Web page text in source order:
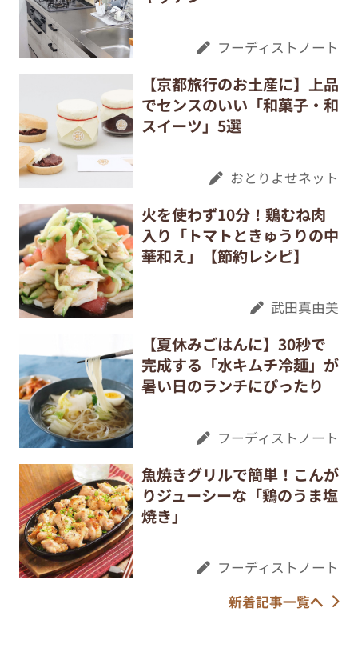
フーディストノート
【京都旅行のお土産に】上品
でセンスのいい「和菓子・和
スイーツ」5選
おとりよせネット
火を使わず10分！鶏むね肉
入り「トマトときゅうりの中
華和え」【節約レシピ】
武田真由美
【夏休みごはんに】30秒で
完成する「水キムチ冷麺」が
暑い日のランチにぴったり
フーディストノート
魚焼きグリルで簡単！こんが
りジューシーな「鶏のうま塩
焼き」
フーディストノート
新着記事一覧へ